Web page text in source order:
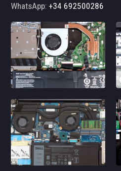
WhatsApp:+34 692500286